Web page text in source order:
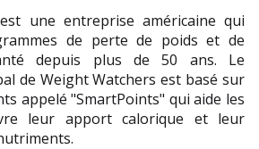
une entreprise américaine qui
de perte de poids et de
depuis plus de 50 ans. Le
de Weight Watchers est basé sur
appelé "SmartPoints" qui aide les
leur apport calorique et leur